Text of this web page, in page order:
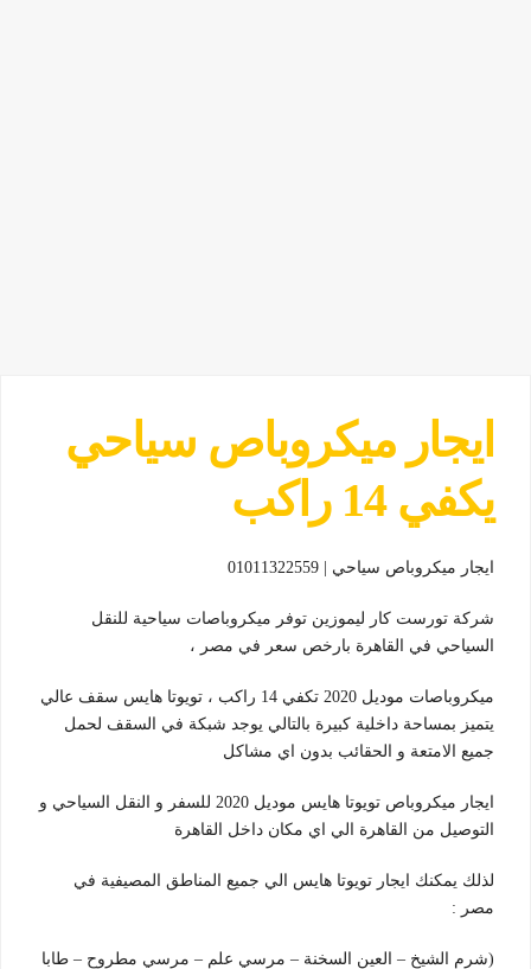
ايجار ميكروباص سياحي
يكفي 14 راكب
ايجار ميكروباص سياحي | 01011322559
شركة تورست كار ليموزين توفر ميكروباصات سياحية للنقل
السياحي في القاهرة بارخص سعر في مصر ،
ميكروباصات موديل 2020 تكفي 14 راكب ، تويوتا هايس سقف عالي
يتميز بمساحة داخلية كبيرة بالتالي يوجد شبكة في السقف لحمل
جميع الامتعة و الحقائب بدون اي مشاكل
ايجار ميكروباص تويوتا هايس موديل 2020 للسفر و النقل السياحي و
التوصيل من القاهرة الي اي مكان داخل القاهرة
لذلك يمكنك ايجار تويوتا هايس الي جميع المناطق المصيفية في
مصر :
(شرم الشيخ – العين السخنة – مرسي علم – مرسي مطروح – طابا